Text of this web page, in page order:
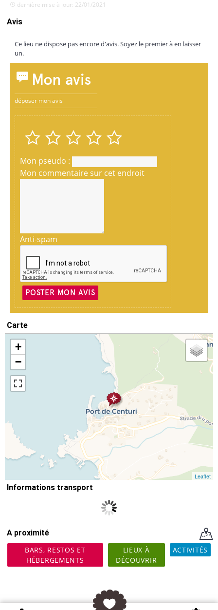
dernière mise à jour: 22/01/2021
Avis
Ce lieu ne dispose pas encore d'avis. Soyez le premier à en laisser
un.
Mon avis
déposer mon avis
Mon pseudo :
Mon commentaire sur cet endroit
Anti-spam
POSTER MON AVIS
Carte
+
−
Leaflet
Informations transport
A proximité
BARS, RESTOS ET
HÉBERGEMENTS
LIEUX À
DÉCOUVRIR
ACTIVITÉS